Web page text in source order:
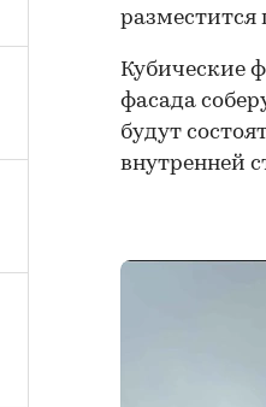
разместится
Кубические
фасада
будут
внутренней